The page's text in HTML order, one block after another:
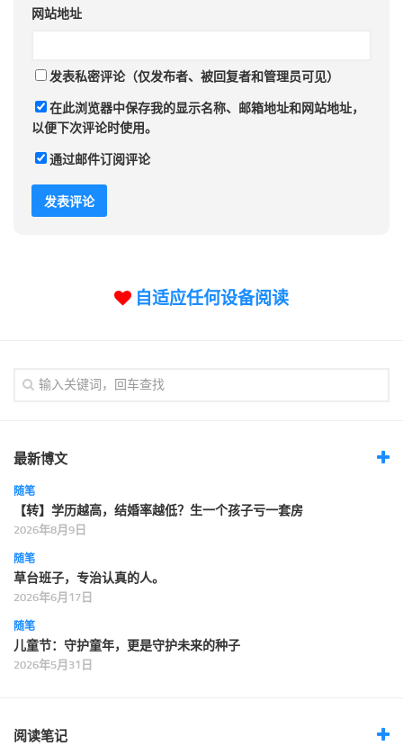
网站地址
发表私密评论（仅发布者、被回复者和管理员可见）
在此浏览器中保存我的显示名称、邮箱地址和网站地址，
以便下次评论时使用。
通过邮件订阅评论
自适应任何设备阅读
最新博文
随笔
【转】学历越高，结婚率越低？生一个孩子亏一套房
2026年8月9日
随笔
草台班子，专治认真的人。
2026年6月17日
随笔
儿童节：守护童年，更是守护未来的种子
2026年5月31日
阅读笔记